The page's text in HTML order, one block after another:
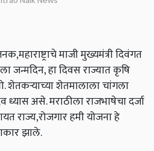
माजी मुख्यमंत्री दिवंगत
जन्मदिन, हा दिवस राज्यात कृषि
शेतकऱ्याच्या शेतमालाला चांगला
ध्यास असे. मराठीला राजभाषेचा दर्जा
राज्य,रोजगार हमी योजना हे
झाले.